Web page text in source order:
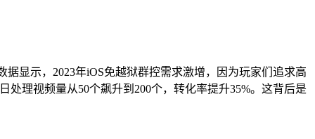
显示，2023年iOS免越狱群控需求激增，因为玩家们追求高
理视频量从50个飙升到200个，转化率提升35%。这背后是